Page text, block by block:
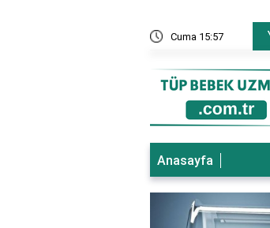
Cuma 15:57
Anasayfa